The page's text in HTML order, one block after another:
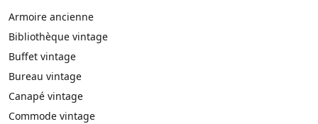
Armoire ancienne
Bibliothèque vintage
Buffet vintage
Bureau vintage
Canapé vintage
Commode vintage